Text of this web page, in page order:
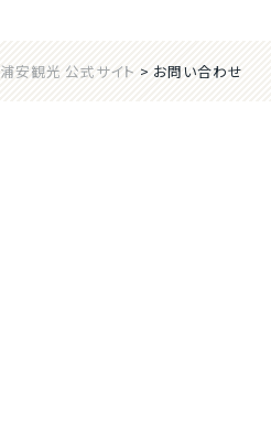
浦安観光 公式サイト > お問い合わせ